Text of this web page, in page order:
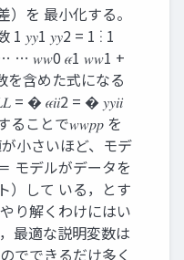
を 最小化する。
1 𝑦𝑦1 𝑦𝑦2 = 1 ⋮ 1
… 𝑤𝑤0 𝜖𝜖1 𝑤𝑤1 +
数を含めた式になる
= � 𝜖𝜖𝑖𝑖2 = � 𝑦𝑦𝑖𝑖
することで𝑤𝑤𝑝𝑝 を
小さいほど、モデ
モデルがデータを
）して いる，とす
り解くわけにはい
最適な説明変数は
でできるだけ多く